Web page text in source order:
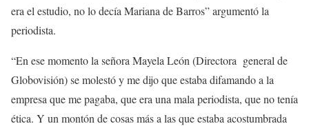
era el estudio, no lo decía Mariana de Barros” argumentó la
periodista.
“En ese momento la señora Mayela León (Directora general de
Globovisión) se molestó y me dijo que estaba difamando a la
empresa que me pagaba, que era una mala periodista, que no tenía
ética. Y un montón de cosas más a las que estaba acostumbrada